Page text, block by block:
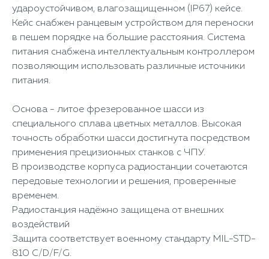
удароустойчивом, влагозащищенном (IP67) кейсе.
Кейс снабжен ранцевым устройством для переноски
в пешем порядке на большие расстояния. Система
питания снабжена интеллектуальным контроллером
позволяющим использовать различные источники
питания.
Основа - литое фрезерованное шасси из
специального сплава цветных металлов. Высокая
точность обработки шасси достигнута посредством
применения прецизионных станков с ЧПУ.
В производстве корпуса радиостанции сочетаются
передовые технологии и решения, проверенные
временем.
Радиостанция надёжно защищена от внешних
воздействий
Защита соответствует военному стандарту MIL-STD-
810 C/D/F/G.